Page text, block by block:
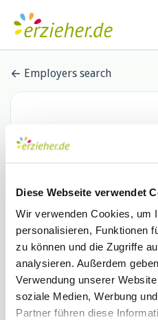
Diese Webseite verwendet
Wir verwenden Cookies, um
personalisieren, Funktionen
zu können und die Zugriffe
analysieren. Außerdem
Verwendung unserer
soziale Medien, Werbung
Partner führen diese
Employers search
Kölner Verein
e.V.
0 Stellenangebote